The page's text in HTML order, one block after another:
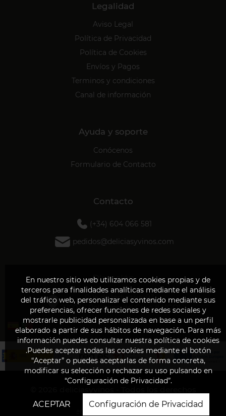
En nuestro sitio web utilizamos cookies propias y de
terceros para finalidades analíticas mediante el análisis
del tráfico web, personalizar el contenido mediante sus
preferencias, ofrecer funciones de redes sociales y
mostrarle publicidad personalizada en base a un perfil
elaborado a partir de sus hábitos de navegación. Para más
información puedes consultar nuestra política de cookies
.Puedes aceptar todas las cookies mediante el botón
“Aceptar” o puedes aceptarlas de forma concreta,
modificar su selección o rechazar su uso pulsando en
“Configuración de Privacidad”.
ACEPTAR Configuración de Privacidad
Legalidad
Aviso Legal
Política de Privacidad
Política de Cookies
Envíos y Pagos
Terminos y condiciones
Canal de información
Ayuda y soporte
Conócenos
Formulario de Contacto
Contacto
(+34) 604 066 581
pedidos@deliciasyvinos.com
Dirección
Rúa da Industria, 93
27003 - Polígono del Ceao (LUGO)
reservados
Powered by SmartCommerce